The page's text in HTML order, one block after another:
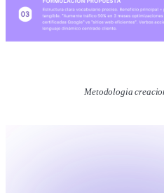
Metodologia